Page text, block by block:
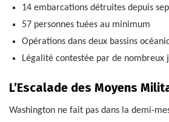
14 embarcations détruites depuis
57 personnes tuées au minimum
Opérations dans deux bassins
Légalité contestée par de nombreux
L’Escalade des Moyens
Washington ne fait pas dans la demi-